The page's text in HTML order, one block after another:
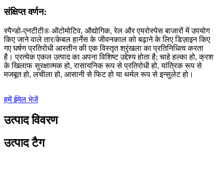
संक्षिप्त वर्णन:
स्पैन्डो-एनटीटी® ऑटोमोटिव, औद्योगिक, रेल और एयरोस्पेस बाजारों में उपयोग
किए जाने वाले तार/केबल हार्नेस के जीवनकाल को बढ़ाने के लिए डिज़ाइन किए
गए घर्षण प्रतिरोधी आस्तीन की एक विस्तृत श्रृंखला का प्रतिनिधित्व करता
है। प्रत्येक एकल उत्पाद का अपना विशिष्ट उद्देश्य होता है; चाहे हल्का हो, क्रश
के खिलाफ सुरक्षात्मक हो, रासायनिक रूप से प्रतिरोधी हो, यांत्रिक रूप से
मजबूत हो, लचीला हो, आसानी से फिट हो या थर्मल रूप से इन्सुलेट हो।
हमें ईमेल भेजें
उत्पाद विवरण
उत्पाद टैग